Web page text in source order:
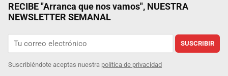
RECIBE "Arranca que nos vamos", NUESTRA
NEWSLETTER SEMANAL
SUSCRIBIR
Suscribiéndote aceptas nuestra política de privacidad